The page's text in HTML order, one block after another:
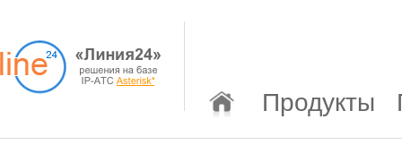
Продукты